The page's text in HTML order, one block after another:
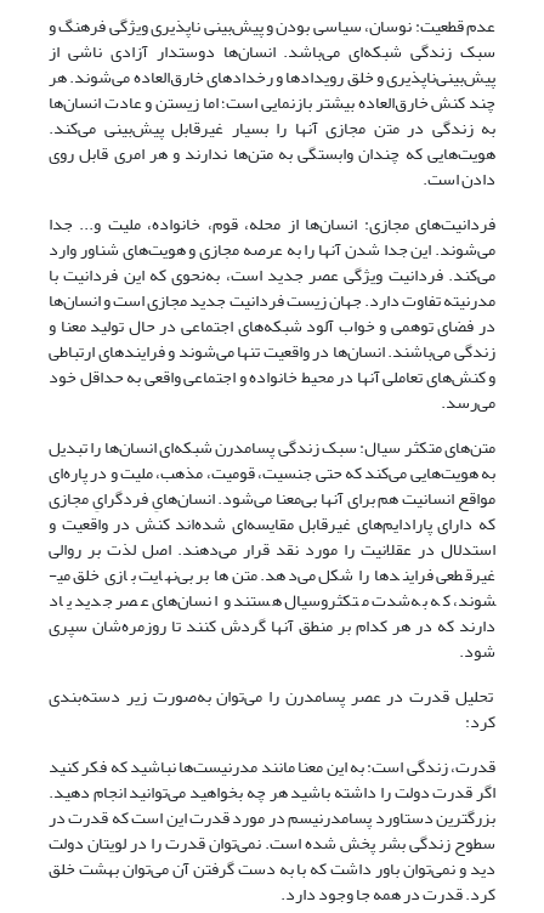
عدم قطعیت: نوسان، سیاسی بودن و پیش‌بینی ناپذیری ویژگی فرهنگ و
سبک زندگی شبکه‌ای می‌باشد. انسان‌ها دوستدار آزادی ناشی از
پیش‌بینی‌ناپذیری و خلق رویدادها و رخدادهای خارق‌العاده می‌شوند. هر
چند کنش خارق‌العاده‌ بیشتر بازنمایی است؛ اما زیستن و عادت انسان‌ها
به زندگی در متن مجازی آنها را بسیار غیرقابل پیش‌بینی می‌کند.
هویت‌هایی که چندان وابستگی به متن‌ها ندارند و هر امری قابل روی
دادن است.
فردانیت‌های مجازی: انسان‌ها از محله، قوم، خانواده، ملیت و... جدا
می‌شوند. این جدا شدن آنها را به عرصه مجازی و هویت‌های شناور وارد
می‌کند. فردانیت ویژگی عصر جدید است، به‌نحوی که این فردانیت با
مدرنیته تفاوت دارد. جهان زیست فردانیت جدید مجازی است و انسان‌ها
در فضای توهمی و خواب آلود شبکه‌های اجتماعی در حال تولید معنا و
زندگی می‌باشند. انسان‌ها در واقعیت تنها می‌شوند و فرایندهای ارتباطی
و کنش‌های تعاملی آنها در محیط خانواده و اجتماعی واقعی به حداقل خود
می‌رسد.
متن‌‌های متکثر سیال: سبک زندگی پسامدرن شبکه‌ای انسان‌ها را تبدیل
به هویت‌هایی می‌کند که حتی جنسیت، قومیت، مذهب، ملیت و در پاره‌ای
مواقع انسانیت هم برای آنها بی‌معنا می‌شود. انسان‌هایِ فردگرایِ مجازی
که دارای پارادایم‌های غیرقابل مقایسه‌ای شده‌اند کنش در واقعیت و
استدلال در عقلانیت را مورد نقد قرار می‌دهند. اصل لذت بر روالی
غیرقطعی فرایندها را شکل می‌دهد. متن‌ها بر بی‌نهایت بازی خلق می­
شوند، که به‌شدت متکثروسیال هستند و انسان‌های عصر جدید یاد
دارند که در هر کدام بر منطق آنها گردش کنند تا روزمره‌شان سپری
شود.
تحلیل قدرت در عصر پسامدرن را می‌توان به‌صورت زیر دسته‌بندی
کرد:
قدرت، زندگی است: به این معنا مانند مدرنیست‌ها نباشید که فکر کنید
اگر قدرت دولت را داشته باشید هر چه بخواهید می‌توانید انجام دهید.
بزرگترین دستاورد پسامدرنیسم در مورد قدرت این است که قدرت در
سطوح زندگی بشر پخش شده است. نمی‌توان قدرت را در لویتان دولت
دید و نمی‌توان باور داشت که با به دست گرفتن آن می‌توان بهشت خلق
کرد. قدرت در همه جا وجود دارد.